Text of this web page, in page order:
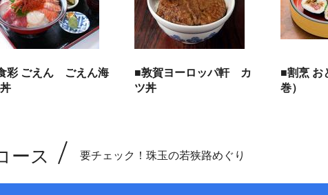
彩 ごえん ごえん海
■敦賀ヨーロッパ軒 カ
ツ丼
■割烹
巻）
ース 要チェック！珠玉の若狭路めぐり